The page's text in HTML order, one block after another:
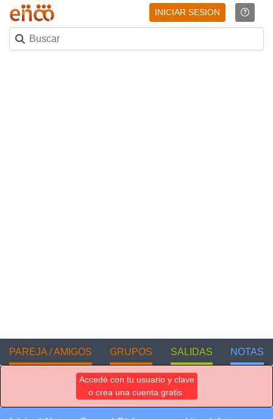
INICIAR SESION
PAREJA / AMIGOS GRUPOS SALIDAS NOTAS
Accedé con tu usuario y clave
o crea una cuenta gratis.